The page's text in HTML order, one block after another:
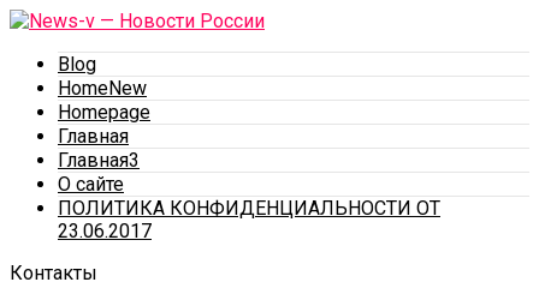
Blog
HomeNew
Homepage
Главная
Главная3
О сайте
ПОЛИТИКА КОНФИДЕНЦИАЛЬНОСТИ ОТ
23.06.2017
Контакты